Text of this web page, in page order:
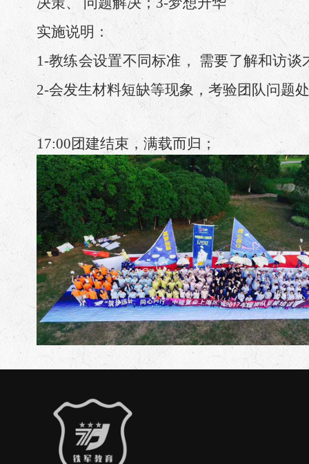
实施说明：
1-教练会设置不同标准， 需要了解和访谈
2-会发生材料短缺等现象，考验团队问题
17:00 团建结束，满载而归；